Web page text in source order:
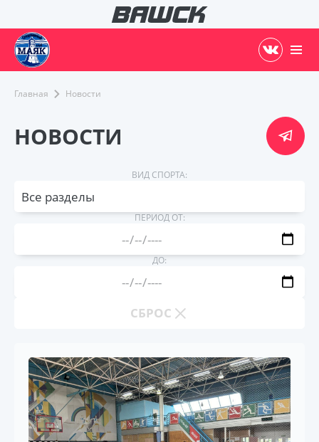
Главная Новости
НОВОСТИ
ВИД СПОРТА:
Все разделы
ПЕРИОД ОТ:
ДО:
СБРОС